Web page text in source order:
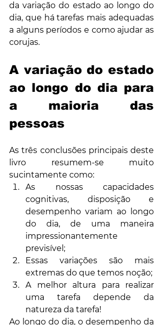
da variação do estado ao longo do
dia, que há tarefas mais adequadas
a alguns períodos e como ajudar as
corujas.
A variação do estado
ao longo do dia para
a maioria das
pessoas
As três conclusões principais deste
livro resumem-se muito
sucintamente como:
As nossas capacidades
cognitivas, disposição e
desempenho variam ao longo
do dia, de uma maneira
impressionantemente
previsível;
Essas variações são mais
extremas do que temos noção;
A melhor altura para realizar
uma tarefa depende da
natureza da tarefa!
Ao longo do dia, o desempenho da